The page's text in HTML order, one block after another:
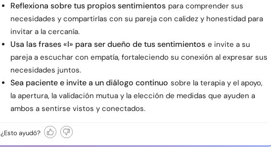
Reflexiona sobre tus propios sentimientos para comprender sus
necesidades y compartirlas con su pareja con calidez y honestidad para
invitar a la cercanía.
Usa las frases «I» para ser dueño de tus sentimientos e invite a su
pareja a escuchar con empatía, fortaleciendo su conexión al expresar sus
necesidades juntos.
Sea paciente e invite a un diálogo continuo sobre la terapia y el apoyo,
la apertura, la validación mutua y la elección de medidas que ayuden a
ambos a sentirse vistos y conectados.
¿Esto ayudó?